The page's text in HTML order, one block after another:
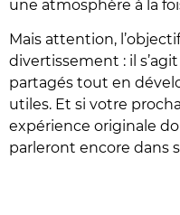
une atmosphère à la
Mais attention,
divertissement : il
partagés tout en
utiles. Et si votre
expérience originale
parleront encore dans